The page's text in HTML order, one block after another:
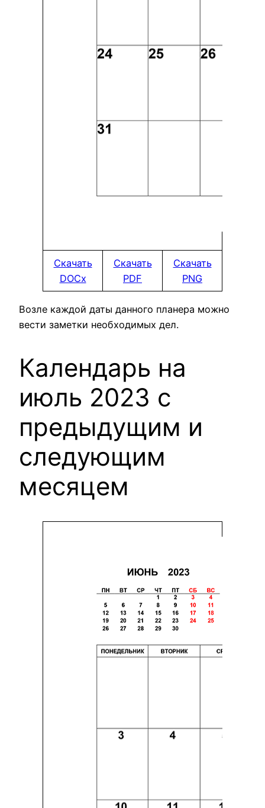
Скачать
DOCx
Скачать
PDF
Скачать
PNG
Возле каждой даты данного планера можно
вести заметки необходимых дел.
Календарь на
июль 2023 с
предыдущим и
следующим
месяцем